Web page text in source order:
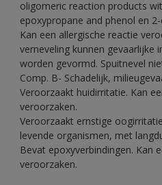
oligomeric reaction products
epoxypropane and phenol en
Kan een allergische reactie
verneveling kunnen gevaarlijke
worden gevormd. Spuitnevel
Comp. B- Schadelijk,
Veroorzaakt huidirritatie. Kan
veroorzaken.
Veroorzaakt ernstige
levende organismen, met
Bevat epoxyverbindingen. Kan
veroorzaken.